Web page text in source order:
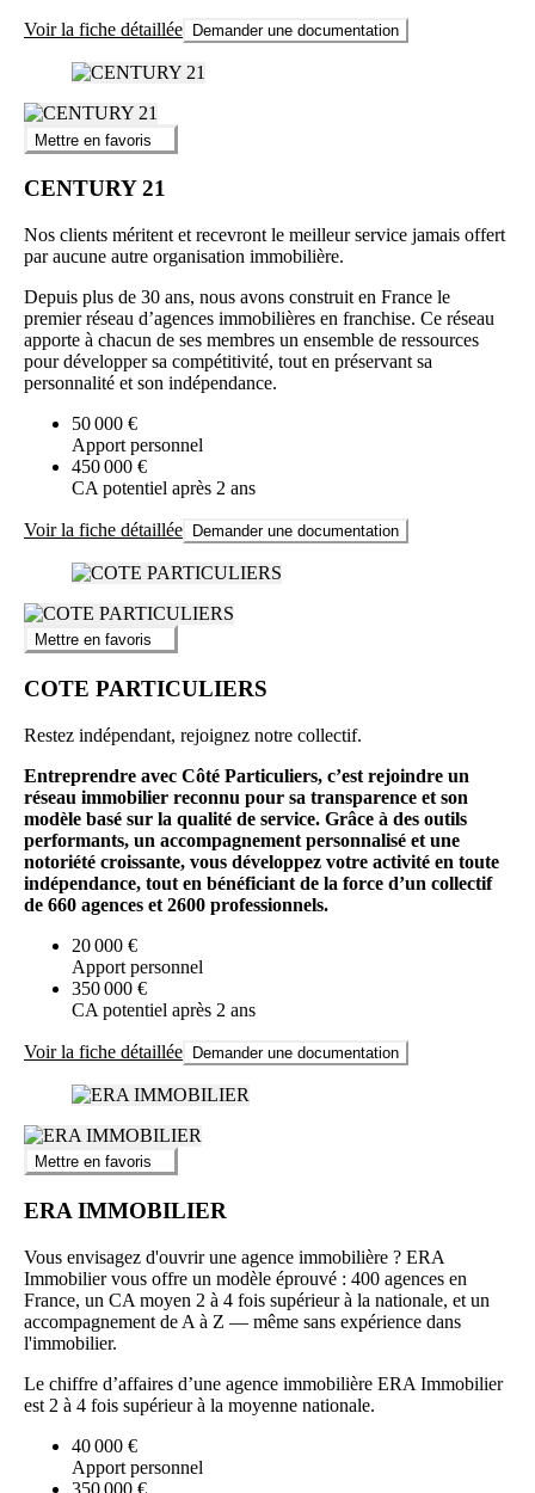
Voir la fiche détaillée Demander une documentation
Mettre en favoris
CENTURY 21
Nos clients méritent et recevront le meilleur service jamais offert
par aucune autre organisation immobilière.
Depuis plus de 30 ans, nous avons construit en France le
premier réseau d’agences immobilières en franchise. Ce réseau
apporte à chacun de ses membres un ensemble de ressources
pour développer sa compétitivité, tout en préservant sa
personnalité et son indépendance.
50 000 €
Apport personnel
450 000 €
CA potentiel après 2 ans
Voir la fiche détaillée Demander une documentation
Mettre en favoris
COTE PARTICULIERS
Restez indépendant, rejoignez notre collectif.
Entreprendre avec Côté Particuliers, c’est rejoindre un
réseau immobilier reconnu pour sa transparence et son
modèle basé sur la qualité de service. Grâce à des outils
performants, un accompagnement personnalisé et une
notoriété croissante, vous développez votre activité en toute
indépendance, tout en bénéficiant de la force d’un collectif
de 660 agences et 2600 professionnels.
20 000 €
Apport personnel
350 000 €
CA potentiel après 2 ans
Voir la fiche détaillée Demander une documentation
Mettre en favoris
ERA IMMOBILIER
Vous envisagez d'ouvrir une agence immobilière ? ERA
Immobilier vous offre un modèle éprouvé : 400 agences en
France, un CA moyen 2 à 4 fois supérieur à la nationale, et un
accompagnement de A à Z — même sans expérience dans
l'immobilier.
Le chiffre d’affaires d’une agence immobilière ERA Immobilier
est 2 à 4 fois supérieur à la moyenne nationale.
40 000 €
Apport personnel
350 000 €